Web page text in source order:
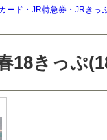
ード・JR特急券・JRきっ
18きっぷ